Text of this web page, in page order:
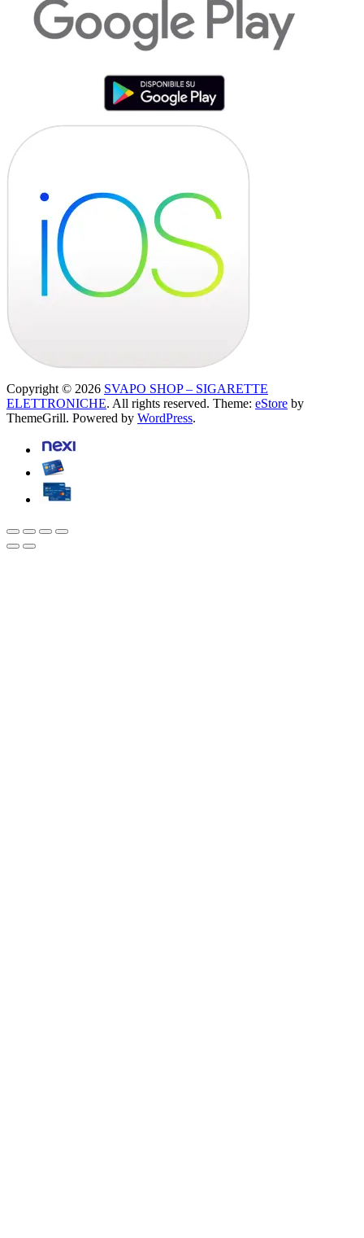
Copyright © 2026 SVAPO SHOP – SIGARETTE
ELETTRONICHE. All rights reserved. Theme: eStore by
ThemeGrill. Powered by WordPress.